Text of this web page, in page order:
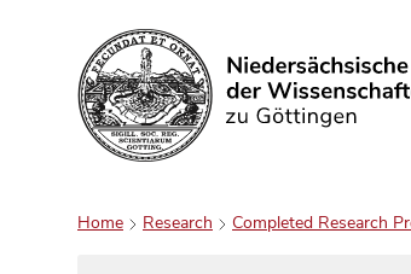
Search
Home Research Completed Research